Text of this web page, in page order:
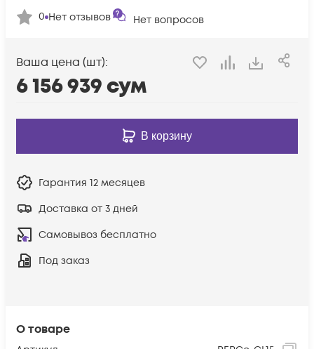
О товаре
0 Нет отзывов Нет вопросов
Ваша цена (шт):
6 156 939сум
В корзину
Гарантия 12 месяцев
Доставка от 3 дней
Самовывоз бесплатно
Под заказ